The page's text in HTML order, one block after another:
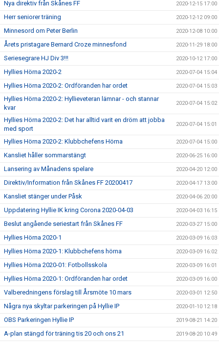
Nya direktiv från Skånes FF 2020-12-15 17:00
Herr seniorer träning 2020-12-12 09:00
Minnesord om Peter Berlin 2020-12-08 10:00
Årets pristagare Bernard Croze minnesfond 2020-11-29 18:00
Seriesegrare HJ Div 3!!! 2020-10-12 17:00
Hyllies Hörna 2020-2 2020-07-04 15:04
Hyllies Hörna 2020-2: Ordföranden har ordet 2020-07-04 15:03
Hyllies Hörna 2020-2: Hyllieveteran lämnar - och stannar
kvar
2020-07-04 15:02
Hyllies Hörna 2020-2: Det har alltid varit en dröm att jobba
med sport
2020-07-04 15:01
Hyllies Hörna 2020-2: Klubbchefens Hörna 2020-07-04 15:00
Kansliet håller sommarstängt 2020-06-25 16:00
Lansering av Månadens spelare 2020-04-20 12:00
Direktiv/Information från Skånes FF 20200417 2020-04-17 13:00
Kansliet stänger under Påsk 2020-04-06 20:00
Uppdatering Hyllie IK kring Corona 2020-04-03 2020-04-03 16:15
Beslut angående seriestart från Skånes FF 2020-03-27 15:00
Hyllies Hörna 2020-1 2020-03-09 16:03
Hyllies Hörna 2020-1: Klubbchefens hörna 2020-03-09 16:02
Hyllies Hörna 2020-01: Fotbollsskola 2020-03-09 16:01
Hyllies Hörna 2020-1: Ordföranden har ordet 2020-03-09 16:00
Valberedningens förslag till Årsmöte 10 mars 2020-03-01 12:50
Några nya skyltar parkeringen på Hyllie IP 2020-01-10 12:18
OBS Parkeringen Hyllie IP 2019-08-21 14:20
A-plan stängd för träning tis 20 och ons 21 2019-08-20 10:49